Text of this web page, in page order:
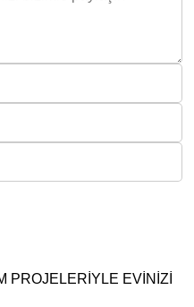
PROJELERIYLE EVINIZI